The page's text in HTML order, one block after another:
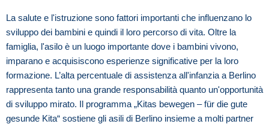
La salute e l'istruzione sono fattori importanti che influenzano lo
sviluppo dei bambini e quindi il loro percorso di vita. Oltre la
famiglia, l'asilo è un luogo importante dove i bambini vivono,
imparano e acquisiscono esperienze significative per la loro
formazione. L’alta percentuale di assistenza all'infanzia a Berlino
rappresenta tanto una grande responsabilità quanto un'opportunità
di sviluppo mirato. Il programma „Kitas bewegen – für die gute
gesunde Kita“ sostiene gli asili di Berlino insieme a molti partner